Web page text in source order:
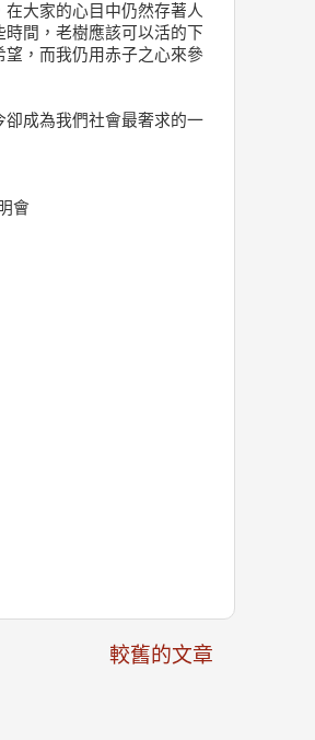
大家的心目中仍然存著人
間，老樹應該可以活的下
，而我仍用赤子之心來參
成為我們社會最奢求的一
會
較舊的文章